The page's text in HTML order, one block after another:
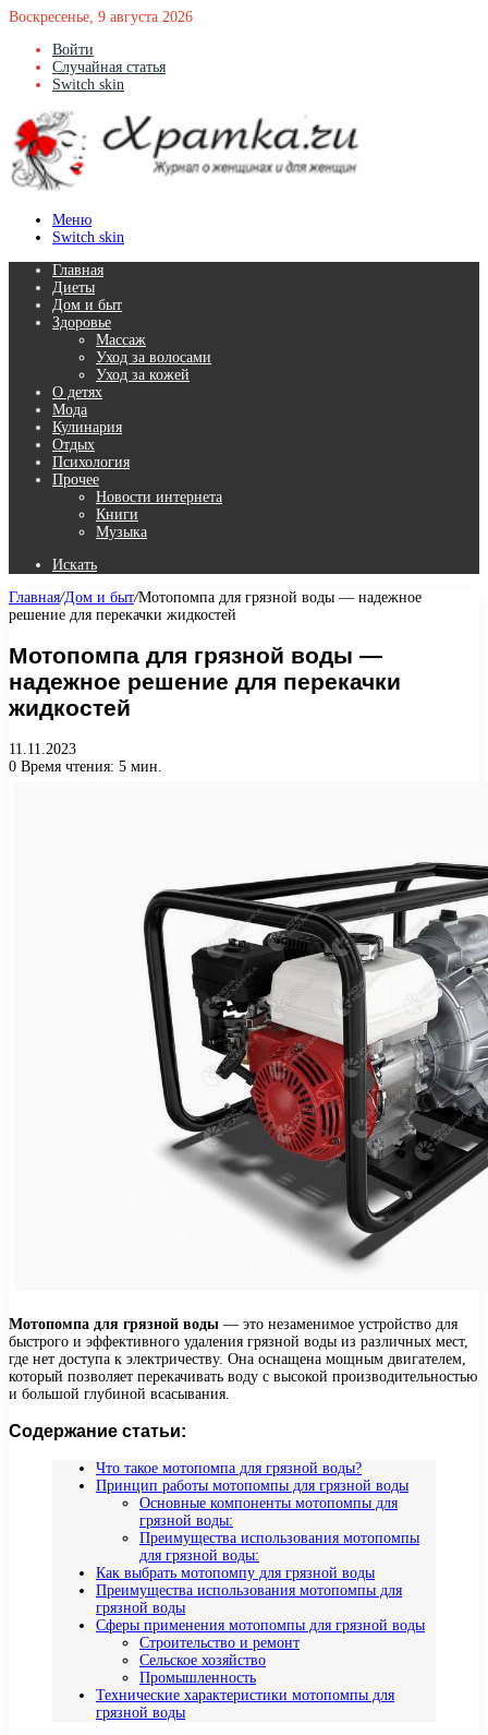
Воскресенье, 9 августа 2026
Войти
Случайная статья
Switch skin
Меню
Switch skin
Главная
Диеты
Дом и быт
Здоровье
Массаж
Уход за волосами
Уход за кожей
О детях
Мода
Кулинария
Отдых
Психология
Прочее
Новости интернета
Книги
Музыка
Искать
Главная/Дом и быт/Мотопомпа для грязной воды — надежное
решение для перекачки жидкостей
Мотопомпа для грязной воды —
надежное решение для перекачки
жидкостей
11.11.2023
0 Время чтения: 5 мин.
Мотопомпа для грязной воды — это незаменимое устройство для
быстрого и эффективного удаления грязной воды из различных мест,
где нет доступа к электричеству. Она оснащена мощным двигателем,
который позволяет перекачивать воду с высокой производительностью
и большой глубиной всасывания.
Содержание статьи:
Что такое мотопомпа для грязной воды?
Принцип работы мотопомпы для грязной воды
Основные компоненты мотопомпы для
грязной воды:
Преимущества использования мотопомпы
для грязной воды:
Как выбрать мотопомпу для грязной воды
Преимущества использования мотопомпы для
грязной воды
Сферы применения мотопомпы для грязной воды
Строительство и ремонт
Сельское хозяйство
Промышленность
Технические характеристики мотопомпы для
грязной воды